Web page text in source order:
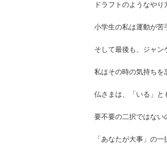
ドラフトのようなやり
小学生の私は運動が苦
そして最後も、ジャン
私はその時の気持ちを
仏さまは、「いる」と
要不要の二択ではない
「あなたが大事」の一